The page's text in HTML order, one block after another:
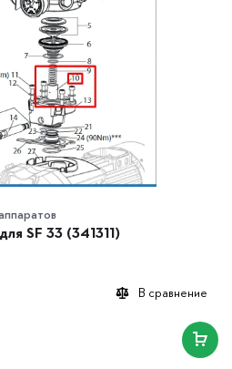
SF 33 (341311)
В сравнение